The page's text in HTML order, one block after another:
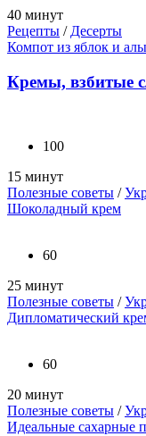
40 минут
Рецепты / Десерты
Компот из яблок и
Кремы, взбитые
100
15 минут
Полезные советы /
Шоколадный крем
60
25 минут
Полезные советы /
Дипломатический
60
20 минут
Полезные советы /
Идеальные сахарные